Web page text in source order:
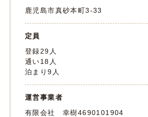
鹿児島市真砂本町3-33
定員
登録29人
通い18人
泊まり9人
運営事業者
有限会社 幸樹4690101904